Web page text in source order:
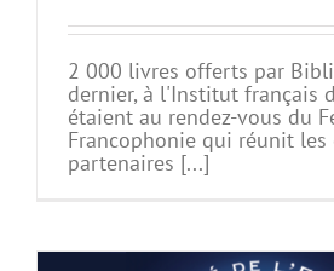
2 000 livres offerts par
dernier, à l'Institut français
étaient au rendez-vous du
Francophonie qui réunit les
partenaires [...]